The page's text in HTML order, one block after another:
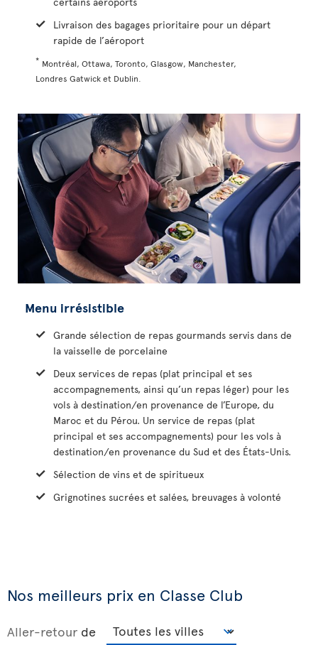
Livraison des bagages prioritaire pour un départ
rapide de l’aéroport
* Montréal, Ottawa, Toronto, Glasgow, Manchester,
Londres Gatwick et Dublin.
Menu irrésistible
Grande sélection de repas gourmands servis dans de
la vaisselle de porcelaine
Deux services de repas (plat principal et ses
accompagnements, ainsi qu’un repas léger) pour les
vols à destination/en provenance de l’Europe, du
Maroc et du Pérou. Un service de repas (plat
principal et ses accompagnements) pour les vols à
destination/en provenance du Sud et des États-Unis.
Sélection de vins et de spiritueux
Grignotines sucrées et salées, breuvages à volonté
Nos meilleurs prix en Classe Club
Aller-retour de